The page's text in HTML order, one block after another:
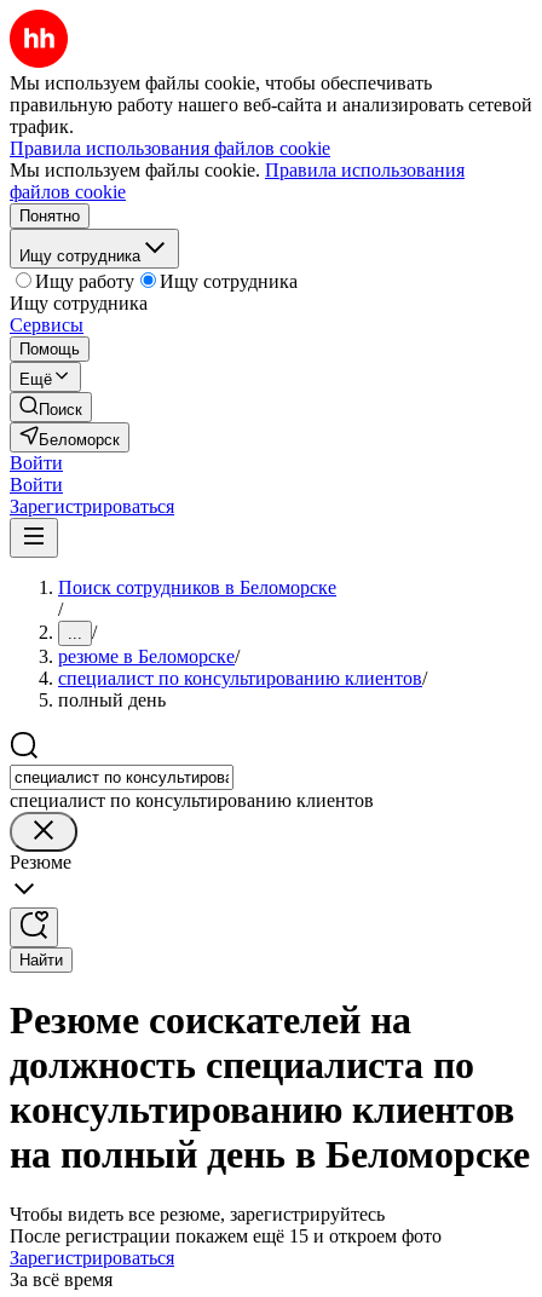
Мы используем файлы cookie, чтобы обеспечивать
правильную работу нашего веб-сайта и анализировать сетевой
трафик.
Правила использования файлов cookie
Мы используем файлы cookie. Правила использования
файлов cookie
Понятно
Ищу сотрудника
Ищу работу
Ищу сотрудника
Ищу сотрудника
Сервисы
Помощь
Ещё
Поиск
Беломорск
Войти
Войти
Зарегистрироваться
Поиск сотрудников в Беломорске
/
... /
резюме в Беломорске/
специалист по консультированию клиентов/
полный день
специалист по консультированию клиентов
Резюме
Найти
Резюме соискателей на
должность специалиста по
консультированию клиентов
на полный день в Беломорске
Чтобы видеть все резюме, зарегистрируйтесь
После регистрации покажем ещё 15 и откроем фото
Зарегистрироваться
За всё время